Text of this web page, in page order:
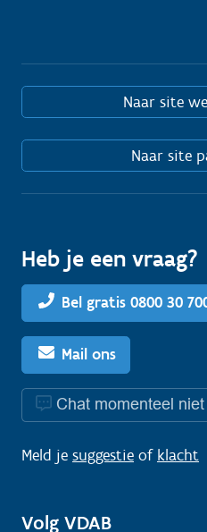
Naar site
Naar site
Heb je een vraag?
Bel gratis 0800 30
Mail ons
Chat momenteel
Meld je suggestie of klacht
Volg VDAB